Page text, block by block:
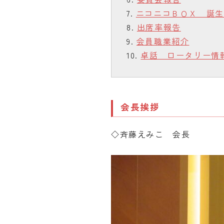
ニコニコＢＯＸ 誕
出席率報告
会員職業紹介
卓話 ロータリー情
会長挨拶
◇斉藤えみこ 会長